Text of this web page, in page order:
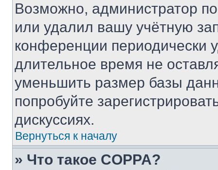
Возможно, администратор
или удалил вашу учётную
конференции периодически
длительное время не
уменьшить размер базы
попробуйте
дискуссиях.
Вернуться к началу
» Что такое COPPA?